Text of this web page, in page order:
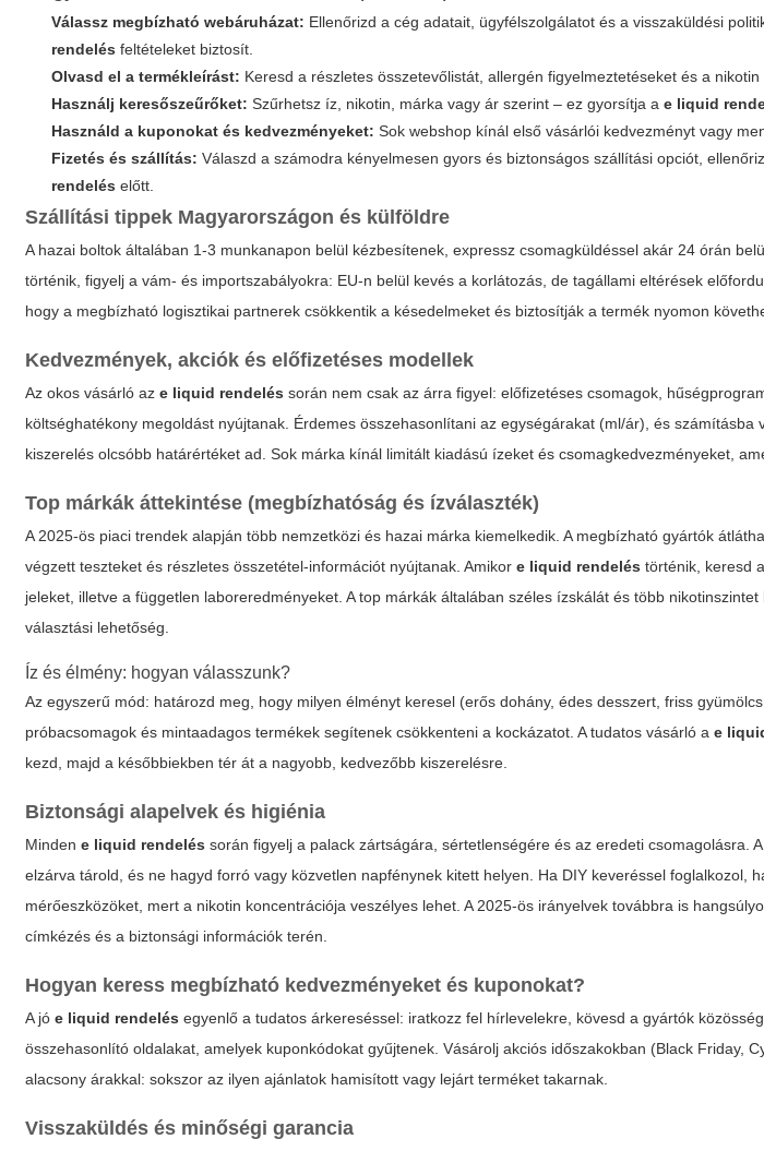
Válassz megbízható webáruházat: Ellenőrizd a cég adatait, ügyfélszolgálatot és a visszaküldési
rendelés feltételeket biztosít.
Olvasd el a termékleírást: Keresd a részletes összetevőlistát, allergén figyelmeztetéseket és a nikotin
Használj keresőszeűrőket: Szűrhetsz íz, nikotin, márka vagy ár szerint – ez gyorsítja ae liquid
Használd a kuponokat és kedvezményeket: Sok webshop kínál első vásárlói kedvezményt vagy
Fizetés és szállítás: Válaszd a számodra kényelmesen gyors és biztonságos szállítási opciót,
rendelés előtt.
Szállítási tippek Magyarországon és külföldre
A hazai boltok általában 1-3 munkanapon belül kézbesítenek, expressz csomagküldéssel akár 24 órán
történik, figyelj a vám- és importszabályokra: EU-n belül kevés a korlátozás, de tagállami eltérések
hogy a megbízható logisztikai partnerek csökkentik a késedelmeket és biztosítják a termék nyomon
Kedvezmények, akciók és előfizetéses modellek
Az okos vásárló aze liquid rendelés során nem csak az árra figyel: előfizetéses csomagok,
költséghatékony megoldást nyújtanak. Érdemes összehasonlítani az egységárakat (ml/ár), és számításba
kiszerelés olcsóbb határértéket ad. Sok márka kínál limitált kiadású ízeket és csomagkedvezményeket,
Top márkák áttekintése (megbízhatóság és ízválaszték)
A 2025-ös piaci trendek alapján több nemzetközi és hazai márka kiemelkedik. A megbízható gyártók
végzett teszteket és részletes összetétel-információt nyújtanak. Amikore liquid rendelés történik, keresd
jeleket, illetve a független laboreredményeket. A top márkák általában széles ízskálát és több
választási lehetőség.
Íz és élmény: hogyan válasszunk?
Az egyszerű mód: határozd meg, hogy milyen élményt keresel (erős dohány, édes desszert, friss
próbacsomagok és mintaadagos termékek segítenek csökkenteni a kockázatot. A tudatos vásárló ae
kezd, majd a későbbiekben tér át a nagyobb, kedvezőbb kiszerelésre.
Biztonsági alapelvek és higiénia
Mindene liquid rendelés során figyelj a palack zártságára, sértetlenségére és az eredeti csomagolásra.
elzárva tárold, és ne hagyd forró vagy közvetlen napfénynek kitett helyen. Ha DIY keveréssel foglalkozol,
mérőeszközöket, mert a nikotin koncentrációja veszélyes lehet. A 2025-ös irányelvek továbbra is
címkézés és a biztonsági információk terén.
Hogyan keress megbízható kedvezményeket és kuponokat?
A jóe liquid rendelés egyenlő a tudatos árkereséssel: iratkozz fel hírlevelekre, kövesd a gyártók
összehasonlító oldalakat, amelyek kuponkódokat gyűjtenek. Vásárolj akciós időszakokban (Black Friday,
alacsony árakkal: sokszor az ilyen ajánlatok hamisított vagy lejárt terméket takarnak.
Visszaküldés és minőségi garancia